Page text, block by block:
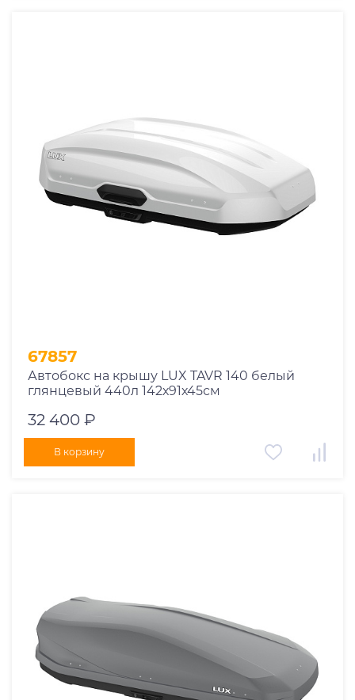
67857
Автобокс на крышу LUX TAVR 140 белый
глянцевый 440л 142х91х45см
32 400 ₽
В корзину